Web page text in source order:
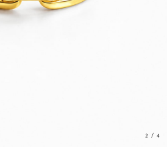
2 /4